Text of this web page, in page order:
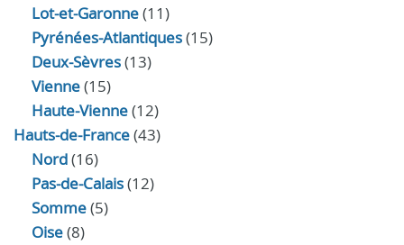
Lot-et-Garonne(11)
Pyrénées-Atlantiques(15)
Deux-Sèvres(13)
Vienne(15)
Haute-Vienne(12)
Hauts-de-France(43)
Nord(16)
Pas-de-Calais(12)
Somme(5)
Oise(8)